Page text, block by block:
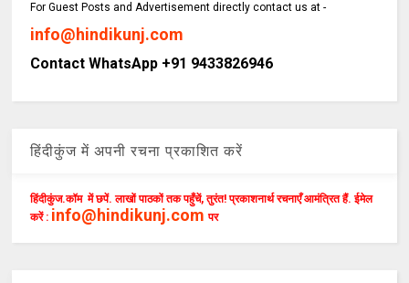
For Guest Posts and Advertisement directly contact us at -
info@hindikunj.com
Contact WhatsApp +91 9433826946
हिंदीकुंज में अपनी रचना प्रकाशित करें
हिंदीकुंज.कॉम में छपें. लाखों पाठकों तक पहुँचें, तुरंत! प्रकाशनार्थ रचनाएँ आमंत्रित हैं. ईमेल
करें : info@hindikunj.com पर